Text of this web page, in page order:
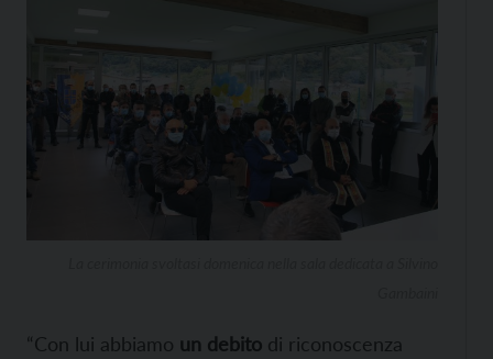
“Con lui abbiamo un debito di riconoscenza